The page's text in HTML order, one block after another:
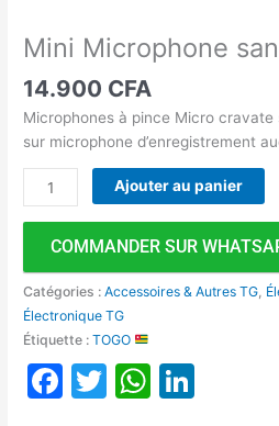
Mini Microphone
14.900 CFA
Microphones à pince Micro cravate
sur microphone d’enregistrement
Ajouter au panier
COMMANDER SUR
Catégories :Accessoires & Autres TG,
Électronique TG
Étiquette :TOGO
Facebook
Twitter